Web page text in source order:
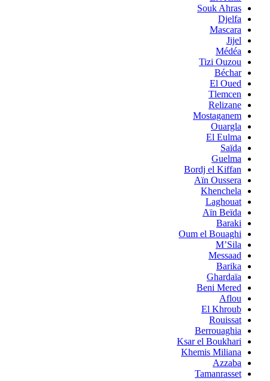
Souk Ahras
Djelfa
Mascara
Jijel
Médéa
Tizi Ouzou
Béchar
El Oued
Tlemcen
Relizane
Mostaganem
Ouargla
El Eulma
Saïda
Guelma
Bordj el Kiffan
Aïn Oussera
Khenchela
Laghouat
Aïn Beïda
Baraki
Oum el Bouaghi
M’Sila
Messaad
Barika
Ghardaïa
Beni Mered
Aflou
El Khroub
Rouissat
Berrouaghia
Ksar el Boukhari
Khemis Miliana
Azzaba
Tamanrasset